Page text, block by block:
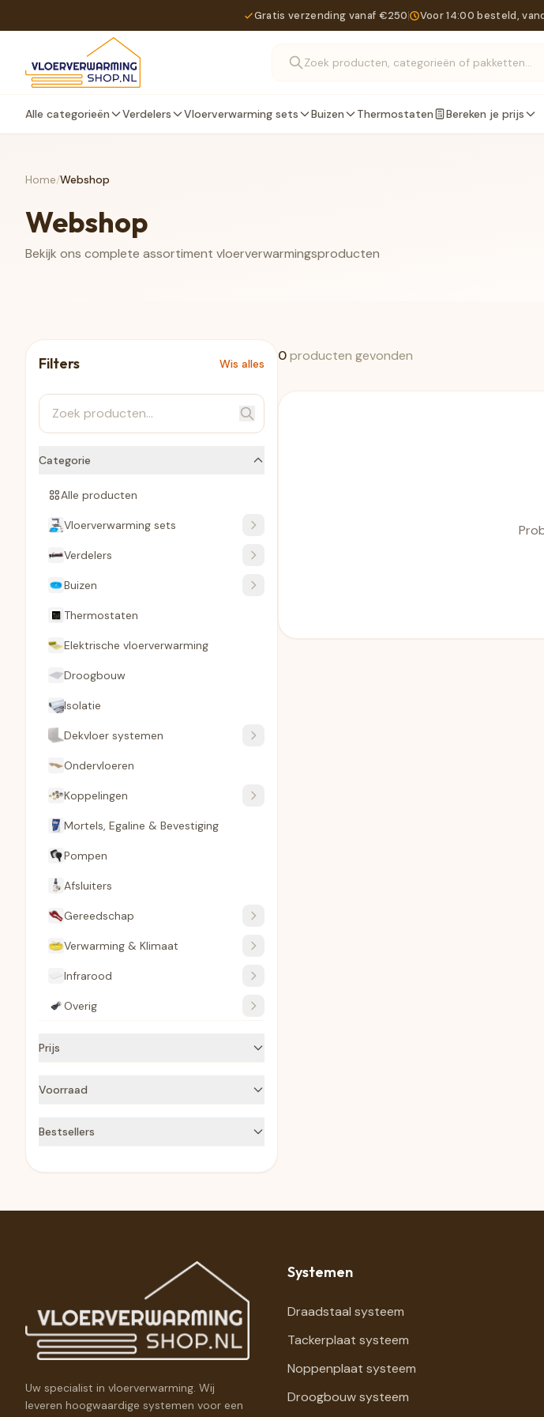
Gratis verzending vanaf €250 Voor 14:00 besteld,
Zoek producten, categorieën of pakketten...
Alle categorieën Verdelers Vloerverwarming sets Buizen Thermostaten Bereken je prijs
Home/Webshop
Webshop
Bekijk ons complete assortiment vloerverwarmingsproducten
Filters Wis alles
Categorie
Alle producten
Vloerverwarming sets
Verdelers
Buizen
Thermostaten
Elektrische vloerverwarming
Droogbouw
Isolatie
Dekvloer systemen
Ondervloeren
Koppelingen
Mortels, Egaline & Bevestiging
Pompen
Afsluiters
Gereedschap
Verwarming & Klimaat
Infrarood
Overig
Prijs
€0,00 - €0,00
Voorraad
Beperkt voorraad
Bestsellers
0producten gevonden
Uw specialist in vloerverwarming. Wij
leveren hoogwaardige systemen voor een
Systemen
Draadstaal systeem
Tackerplaat systeem
Noppenplaat systeem
Droogbouw systeem